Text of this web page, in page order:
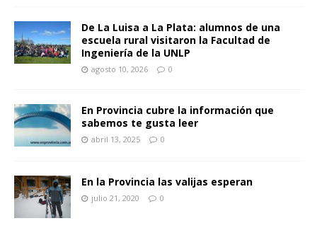
De La Luisa a La Plata: alumnos de una
escuela rural visitaron la Facultad de
Ingeniería de la UNLP
agosto 10, 2026 0
En Provincia cubre la información que
sabemos te gusta leer
abril 13, 2025 0
En la Provincia las valijas esperan
julio 21, 2020 0